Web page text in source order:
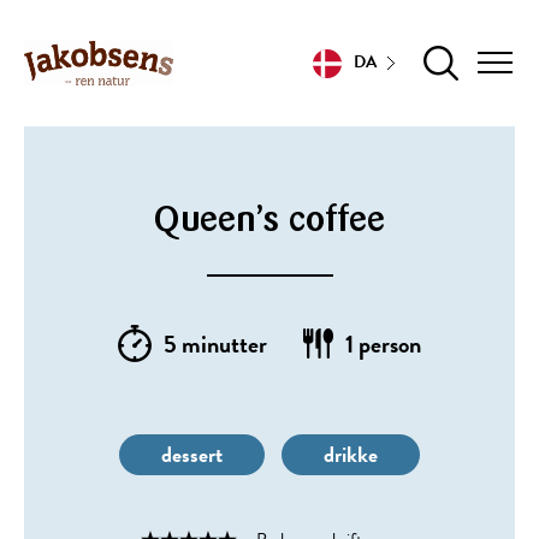
DA
Queen’s coffee
5 minutter 1 person
dessert drikke